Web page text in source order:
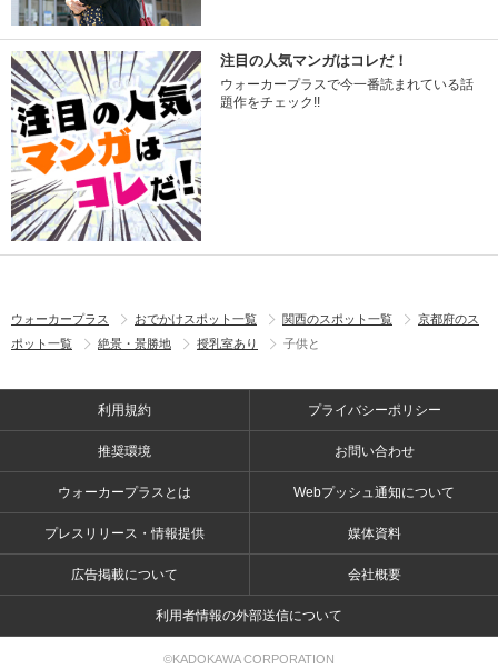
注目の人気マンガはコレだ！
ウォーカープラスで今一番読まれている話
題作をチェック!!
ウォーカープラス おでかけスポット一覧 関西のスポット一覧
京都府のス
ポット一覧
絶景・景勝地 授乳室あり 子供と
利用規約 プライバシーポリシー
推奨環境 お問い合わせ
ウォーカープラスとは Webプッシュ通知について
プレスリリース・情報提供 媒体資料
広告掲載について 会社概要
利用者情報の外部送信について
©KADOKAWA CORPORATION